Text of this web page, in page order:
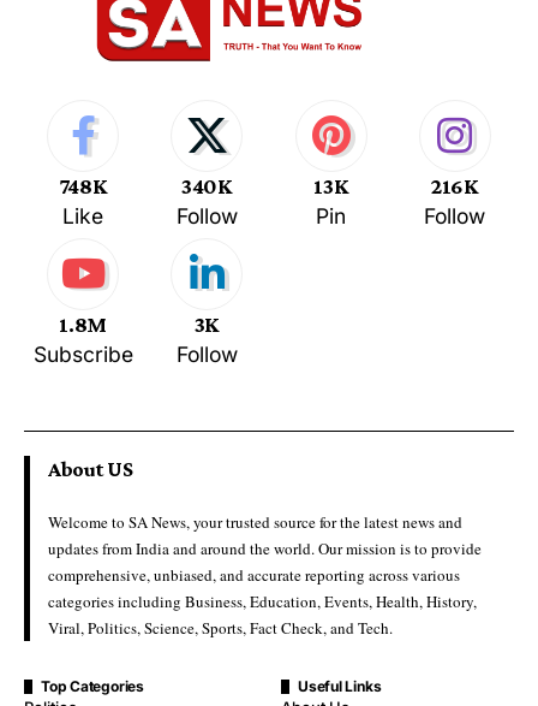
748K
Like
340K
Follow
13K
Pin
216K
Follow
1.8M
Subscribe
3K
Follow
About US
Welcome to SA News, your trusted source for the latest news and
updates from India and around the world. Our mission is to provide
comprehensive, unbiased, and accurate reporting across various
categories including Business, Education, Events, Health, History,
Viral, Politics, Science, Sports, Fact Check, and Tech.
Top Categories Useful Links